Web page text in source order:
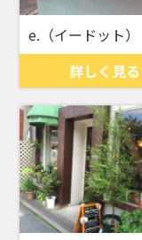
e.（イードット）
詳しく見る